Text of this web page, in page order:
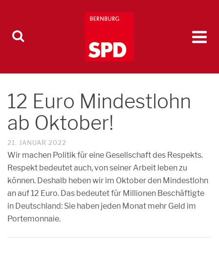
12 Euro Mindestlohn
ab Oktober!
21. JANUAR 2022
Wir machen Politik für eine Gesellschaft des Respekts.
Respekt bedeutet auch, von seiner Arbeit leben zu
können. Deshalb heben wir im Oktober den Mindestlohn
an auf 12 Euro. Das bedeutet für Millionen Beschäftigte
in Deutschland: Sie haben jeden Monat mehr Geld im
Portemonnaie.